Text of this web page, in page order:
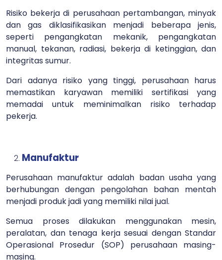
Risiko bekerja di perusahaan pertambangan, minyak
dan gas diklasifikasikan menjadi beberapa jenis,
seperti pengangkatan mekanik, pengangkatan
manual, tekanan, radiasi, bekerja di ketinggian, dan
integritas sumur.
Dari adanya risiko yang tinggi, perusahaan harus
memastikan karyawan memiliki sertifikasi yang
memadai untuk meminimalkan risiko terhadap
pekerja.
Manufaktur
Perusahaan manufaktur adalah badan usaha yang
berhubungan dengan pengolahan bahan mentah
menjadi produk jadi yang memiliki nilai jual.
Semua proses dilakukan menggunakan mesin,
peralatan, dan tenaga kerja sesuai dengan Standar
Operasional Prosedur (SOP) perusahaan masing-
masing.